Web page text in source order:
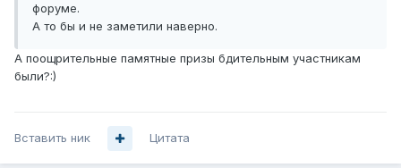
форуме.
А то бы и не заметили наверно.
А поощрительные памятные призы бдительным участникам
были?:)
Вставить ник Цитата